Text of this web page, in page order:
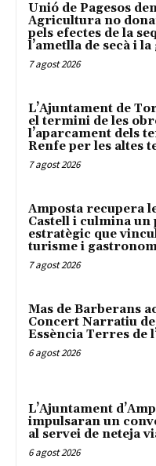
Unió de Pagesos
Agricultura no
pels efectes de la
l’ametlla de secà i
7 agost 2026
L’Ajuntament de
el termini de les
l’aparcament dels
Renfe per les altes
7 agost 2026
Amposta recupera
Castell i culmina un
estratègic que
turisme i
7 agost 2026
Mas de Barberans
Concert Narratiu
Essència Terres de
6 agost 2026
L’Ajuntament
impulsaran un
al servei de neteja
6 agost 2026